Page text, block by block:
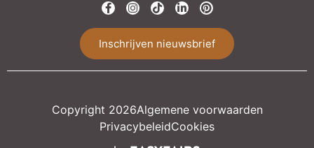
Inschrijven nieuwsbrief
Copyright 2026Algemene voorwaarden
PrivacybeleidCookies